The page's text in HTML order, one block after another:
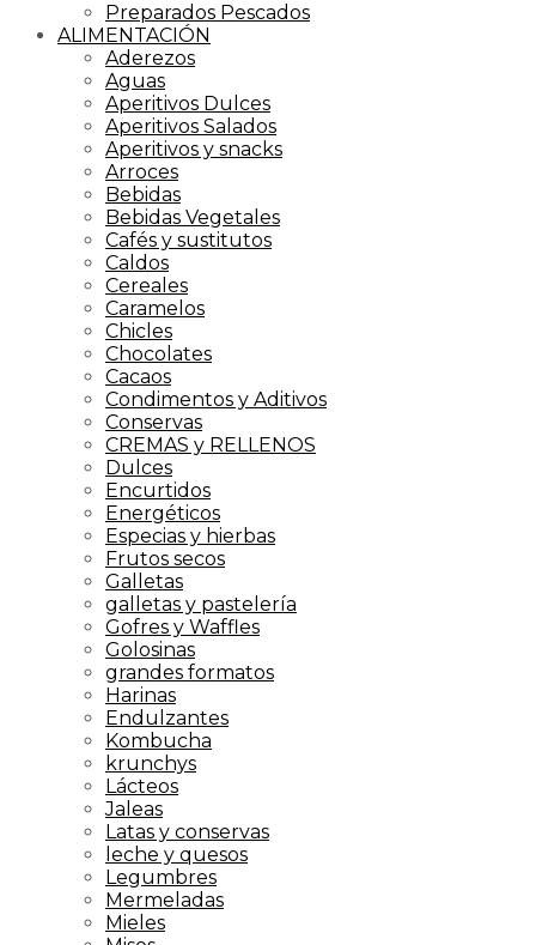
Preparados Pescados
ALIMENTACIÓN
Aderezos
Aguas
Aperitivos Dulces
Aperitivos Salados
Aperitivos y snacks
Arroces
Bebidas
Bebidas Vegetales
Cafés y sustitutos
Caldos
Cereales
Caramelos
Chicles
Chocolates
Cacaos
Condimentos y Aditivos
Conservas
CREMAS y RELLENOS
Dulces
Encurtidos
Energéticos
Especias y hierbas
Frutos secos
Galletas
galletas y pastelería
Gofres y Waffles
Golosinas
grandes formatos
Harinas
Endulzantes
Kombucha
krunchys
Lácteos
Jaleas
Latas y conservas
leche y quesos
Legumbres
Mermeladas
Mieles